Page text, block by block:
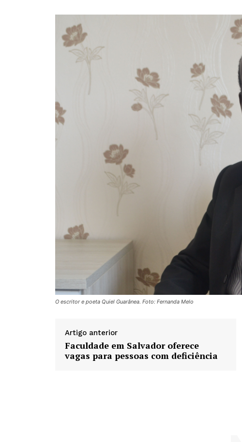
O escritor e poeta Quiel Guarânea. Foto: Fernanda Melo
Artigo anterior
Faculdade em Salvador oferece
vagas para pessoas com deficiência